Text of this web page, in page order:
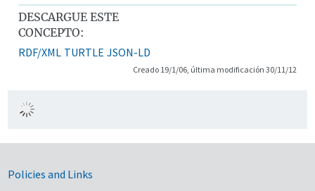
DESCARGUE ESTE
CONCEPTO:
RDF/XML TURTLE JSON-LD
Creado 19/1/06, última modificación 30/11/12
Government Links
Policies and Links